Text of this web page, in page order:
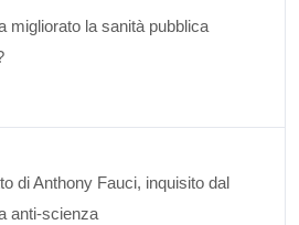
migliorato la sanità pubblica
di Anthony Fauci, inquisito dal
anti-scienza